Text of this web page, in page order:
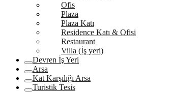
Ofis
Plaza
Plaza Katı
Residence Katı & Ofisi
Restaurant
Villa (İş yeri)
Devren İş Yeri
Arsa
Kat Karşılığı Arsa
Turistik Tesis